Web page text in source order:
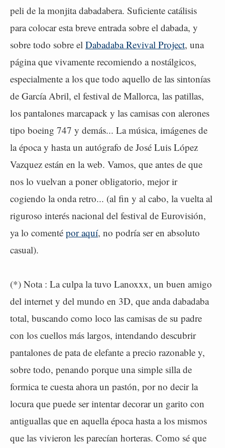
peli de la monjita dabadabera. Suficiente catálisis
para colocar esta breve entrada sobre el dabada, y
sobre todo sobre el Dabadaba Revival Project, una
página que vivamente recomiendo a nostálgicos,
especialmente a los que todo aquello de las sintonías
de García Abril, el festival de Mallorca, las patillas,
los pantalones marcapack y las camisas con alerones
tipo boeing 747 y demás... La música, imágenes de
la época y hasta un autógrafo de José Luis López
Vazquez están en la web. Vamos, que antes de que
nos lo vuelvan a poner obligatorio, mejor ir
cogiendo la onda retro... (al fin y al cabo, la vuelta al
riguroso interés nacional del festival de Eurovisión,
ya lo comenté por aquí, no podría ser en absoluto
casual).
(*) Nota : La culpa la tuvo Lanoxxx, un buen amigo
del internet y del mundo en 3D, que anda dabadaba
total, buscando como loco las camisas de su padre
con los cuellos más largos, intendando descubrir
pantalones de pata de elefante a precio razonable y,
sobre todo, penando porque una simple silla de
formica te cuesta ahora un pastón, por no decir la
locura que puede ser intentar decorar un garito con
antiguallas que en aquella época hasta a los mismos
que las vivieron les parecían horteras. Como sé que